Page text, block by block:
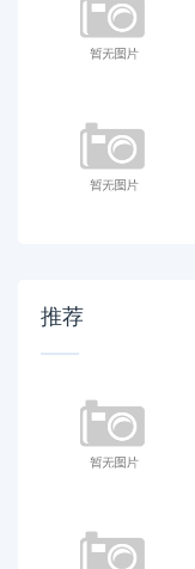
推荐